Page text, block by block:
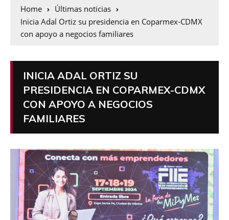
Home
Últimas noticias
Inicia Adal Ortiz su presidencia en Coparmex-CDMX
con apoyo a negocios familiares
INICIA ADAL ORTIZ SU
PRESIDENCIA EN COPARMEX-CDMX
CON APOYO A NEGOCIOS
FAMILIARES